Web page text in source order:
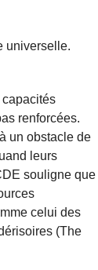
universelle.
capacités
renforcées.
un obstacle de
leurs
souligne que
celui des
(The